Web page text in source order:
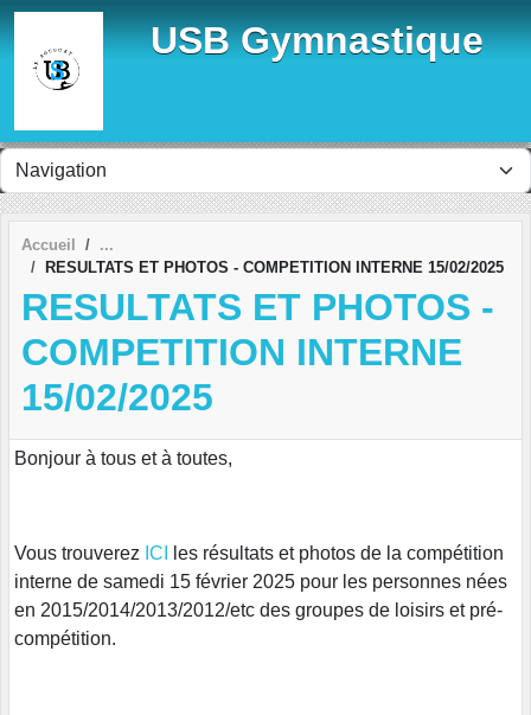
USB Gymnastique
Accueil
RESULTATS ET PHOTOS - COMPETITION INTERNE 15/02/2025
RESULTATS ET PHOTOS -
COMPETITION INTERNE
15/02/2025
Bonjour à tous et à toutes,
Vous trouverez ICI
les résultats et photos de la compétition
interne de samedi 15 février 2025 pour les personnes nées
en 2015/2014/2013/2012/etc des groupes de loisirs et pré-
compétition.
Panneau de gestion des cookies